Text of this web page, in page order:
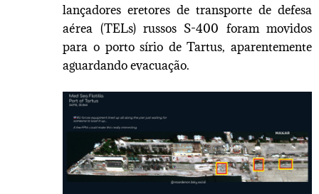
lançadores eretores de transporte de defesa
aérea (TELs) russos S-400 foram movidos
para o porto sírio de Tartus, aparentemente
aguardando evacuação.